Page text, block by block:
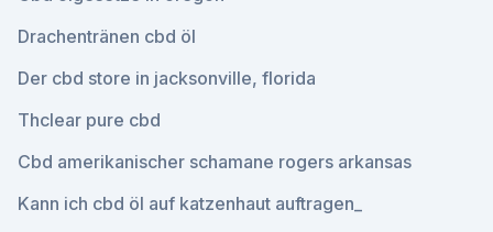
Drachentränen cbd öl
Der cbd store in jacksonville, florida
Thclear pure cbd
Cbd amerikanischer schamane rogers arkansas
Kann ich cbd öl auf katzenhaut auftragen_